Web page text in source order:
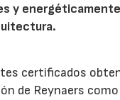
y
certificados
de Reynaers como